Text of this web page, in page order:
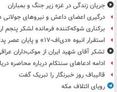
جریان زندگی در غزه زیر جنگ و بمباران
درگیری اعضای داعش و نیروهای جولانی
برکناری شوکه‌کننده فرمانده لشکر پنجم
استقرار انبوه «دی‌اف‑۱۷» و پایان عصر پدافند آمریکا +عکس
تشکر آقای شهید ایران از موکب‌داران
ادامه ادعاهای سنتکام درباره محاصره
قالیباف روز خبرنگار را تبریک گفت
رویای ائتلاف مکه